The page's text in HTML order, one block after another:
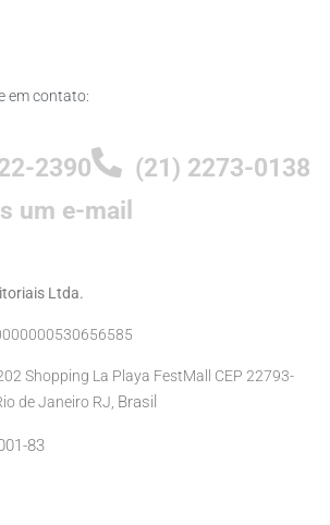
em contato:
2390
(21) 2273-0138
um e-mail
Ltda.
Shopping La Playa FestMall CEP 22793-
de Janeiro RJ, Brasil
83